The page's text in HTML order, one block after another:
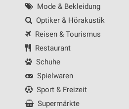
Mode & Bekleidung
Optiker & Hörakustik
Reisen & Tourismus
Restaurant
Schuhe
Spielwaren
Sport & Freizeit
Supermärkte